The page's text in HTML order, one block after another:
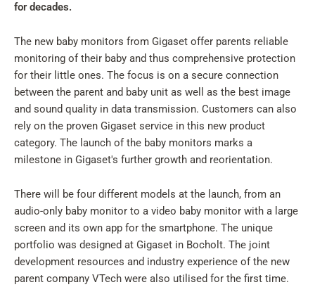
for decades.
The new baby monitors from Gigaset offer parents reliable
monitoring of their baby and thus comprehensive protection
for their little ones. The focus is on a secure connection
between the parent and baby unit as well as the best image
and sound quality in data transmission. Customers can also
rely on the proven Gigaset service in this new product
category. The launch of the baby monitors marks a
milestone in Gigaset's further growth and reorientation.
There will be four different models at the launch, from an
audio-only baby monitor to a video baby monitor with a large
screen and its own app for the smartphone. The unique
portfolio was designed at Gigaset in Bocholt. The joint
development resources and industry experience of the new
parent company VTech were also utilised for the first time.